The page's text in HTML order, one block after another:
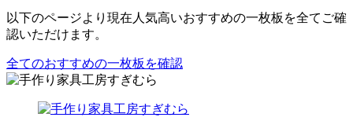
以下のページより現在人気高いおすすめの一枚板を全てご確
認いただけます。
全てのおすすめの一枚板を確認